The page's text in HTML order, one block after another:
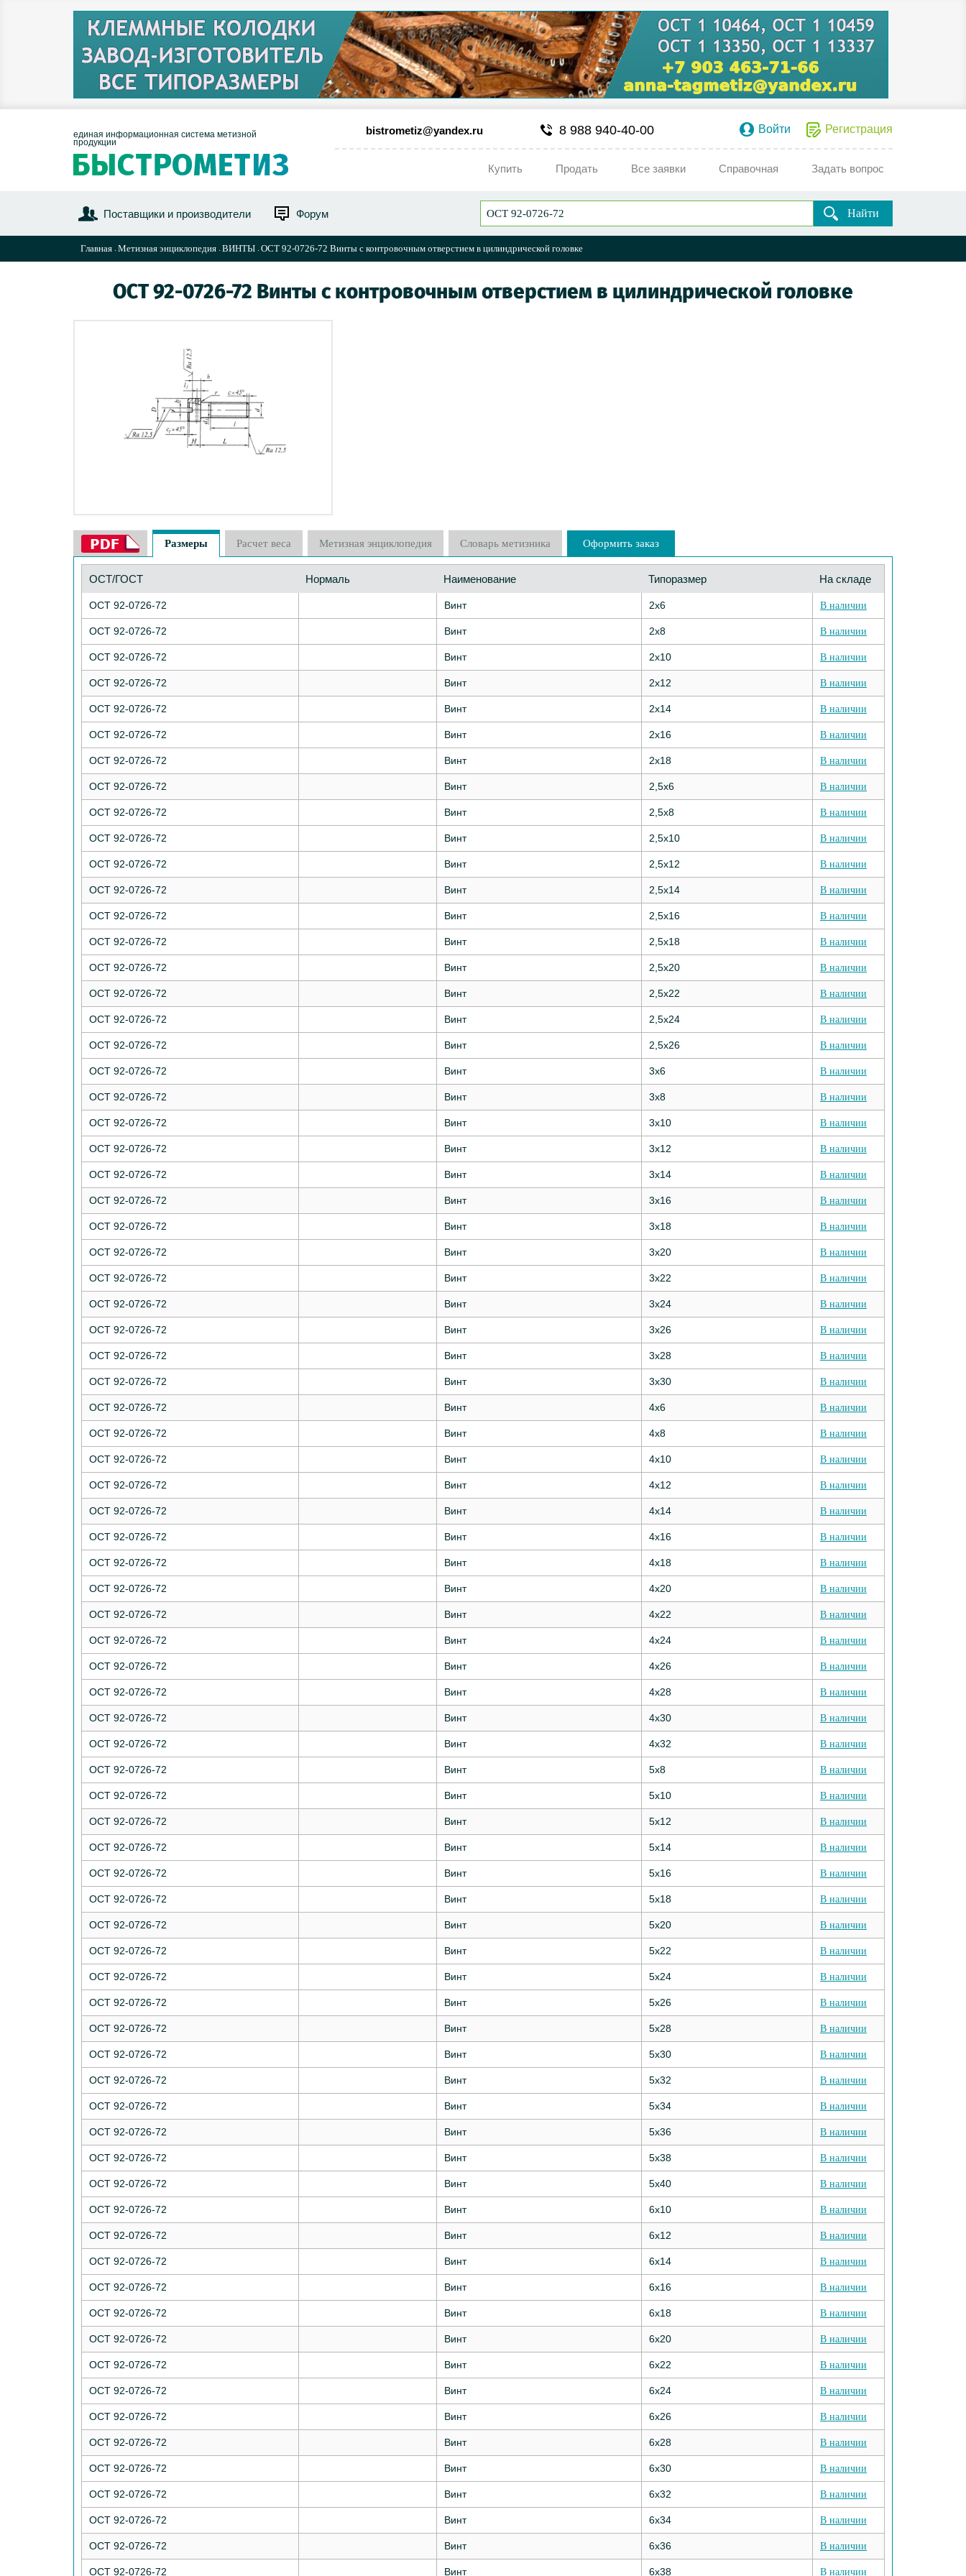
единая информационная система метизной
продукции
bistrometiz@yandex.ru 8 988 940-40-00 Войти Регистрация
Купить Продать Все заявки Справочная Задать вопрос
Поставщики и производители Форум Найти
Главная Метизная энциклопедия ВИНТЫ ОСТ 92-0726-72 Винты с контровочным отверстием в цилиндрической головке
ОСТ 92-0726-72 Винты с контровочным отверстием в цилиндрической головке
Размеры Расчет веса Метизная энциклопедия Словарь метизника Оформить заказ
ОСТ/ГОСТ Нормаль Наименование Типоразмер На складе
ОСТ 92-0726-72 Винт 2х6 В наличии
ОСТ 92-0726-72 Винт 2х8 В наличии
ОСТ 92-0726-72 Винт 2х10 В наличии
ОСТ 92-0726-72 Винт 2х12 В наличии
ОСТ 92-0726-72 Винт 2х14 В наличии
ОСТ 92-0726-72 Винт 2х16 В наличии
ОСТ 92-0726-72 Винт 2х18 В наличии
ОСТ 92-0726-72 Винт 2,5х6 В наличии
ОСТ 92-0726-72 Винт 2,5х8 В наличии
ОСТ 92-0726-72 Винт 2,5х10 В наличии
ОСТ 92-0726-72 Винт 2,5х12 В наличии
ОСТ 92-0726-72 Винт 2,5х14 В наличии
ОСТ 92-0726-72 Винт 2,5х16 В наличии
ОСТ 92-0726-72 Винт 2,5х18 В наличии
ОСТ 92-0726-72 Винт 2,5х20 В наличии
ОСТ 92-0726-72 Винт 2,5х22 В наличии
ОСТ 92-0726-72 Винт 2,5х24 В наличии
ОСТ 92-0726-72 Винт 2,5х26 В наличии
ОСТ 92-0726-72 Винт 3х6 В наличии
ОСТ 92-0726-72 Винт 3х8 В наличии
ОСТ 92-0726-72 Винт 3х10 В наличии
ОСТ 92-0726-72 Винт 3х12 В наличии
ОСТ 92-0726-72 Винт 3х14 В наличии
ОСТ 92-0726-72 Винт 3х16 В наличии
ОСТ 92-0726-72 Винт 3х18 В наличии
ОСТ 92-0726-72 Винт 3х20 В наличии
ОСТ 92-0726-72 Винт 3х22 В наличии
ОСТ 92-0726-72 Винт 3х24 В наличии
ОСТ 92-0726-72 Винт 3х26 В наличии
ОСТ 92-0726-72 Винт 3х28 В наличии
ОСТ 92-0726-72 Винт 3х30 В наличии
ОСТ 92-0726-72 Винт 4х6 В наличии
ОСТ 92-0726-72 Винт 4х8 В наличии
ОСТ 92-0726-72 Винт 4х10 В наличии
ОСТ 92-0726-72 Винт 4х12 В наличии
ОСТ 92-0726-72 Винт 4х14 В наличии
ОСТ 92-0726-72 Винт 4х16 В наличии
ОСТ 92-0726-72 Винт 4х18 В наличии
ОСТ 92-0726-72 Винт 4х20 В наличии
ОСТ 92-0726-72 Винт 4х22 В наличии
ОСТ 92-0726-72 Винт 4х24 В наличии
ОСТ 92-0726-72 Винт 4х26 В наличии
ОСТ 92-0726-72 Винт 4х28 В наличии
ОСТ 92-0726-72 Винт 4х30 В наличии
ОСТ 92-0726-72 Винт 4х32 В наличии
ОСТ 92-0726-72 Винт 5х8 В наличии
ОСТ 92-0726-72 Винт 5х10 В наличии
ОСТ 92-0726-72 Винт 5х12 В наличии
ОСТ 92-0726-72 Винт 5х14 В наличии
ОСТ 92-0726-72 Винт 5х16 В наличии
ОСТ 92-0726-72 Винт 5х18 В наличии
ОСТ 92-0726-72 Винт 5х20 В наличии
ОСТ 92-0726-72 Винт 5х22 В наличии
ОСТ 92-0726-72 Винт 5х24 В наличии
ОСТ 92-0726-72 Винт 5х26 В наличии
ОСТ 92-0726-72 Винт 5х28 В наличии
ОСТ 92-0726-72 Винт 5х30 В наличии
ОСТ 92-0726-72 Винт 5х32 В наличии
ОСТ 92-0726-72 Винт 5х34 В наличии
ОСТ 92-0726-72 Винт 5х36 В наличии
ОСТ 92-0726-72 Винт 5х38 В наличии
ОСТ 92-0726-72 Винт 5х40 В наличии
ОСТ 92-0726-72 Винт 6х10 В наличии
ОСТ 92-0726-72 Винт 6х12 В наличии
ОСТ 92-0726-72 Винт 6х14 В наличии
ОСТ 92-0726-72 Винт 6х16 В наличии
ОСТ 92-0726-72 Винт 6х18 В наличии
ОСТ 92-0726-72 Винт 6х20 В наличии
ОСТ 92-0726-72 Винт 6х22 В наличии
ОСТ 92-0726-72 Винт 6х24 В наличии
ОСТ 92-0726-72 Винт 6х26 В наличии
ОСТ 92-0726-72 Винт 6х28 В наличии
ОСТ 92-0726-72 Винт 6х30 В наличии
ОСТ 92-0726-72 Винт 6х32 В наличии
ОСТ 92-0726-72 Винт 6х34 В наличии
ОСТ 92-0726-72 Винт 6х36 В наличии
ОСТ 92-0726-72 Винт 6х38 В наличии